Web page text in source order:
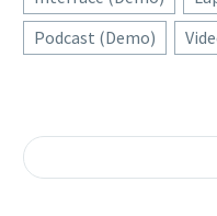
Podcast (Demo)